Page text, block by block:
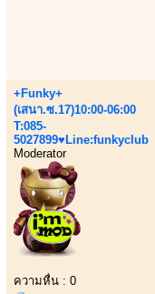
+Funky+
(เสนา.ซ.17)10:00-06:00
T:085-
5027899♥Line:funkyclub
Moderator
ความหื่น : 0